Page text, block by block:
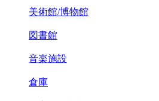
美術館/博物館
図書館
音楽施設
倉庫